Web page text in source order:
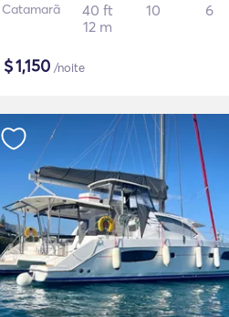
Catamarã
40 ft
12 m
10 6
$1,150 /noite